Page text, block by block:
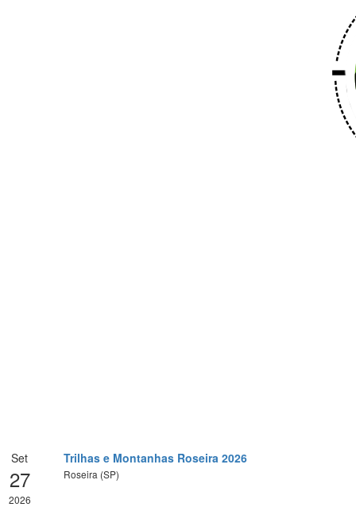
Set
27
2026
Trilhas e Montanhas Roseira 2026
Roseira (SP)